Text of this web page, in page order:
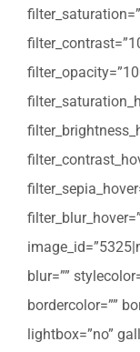
blur=””
bordercolor=””
lightbox=”no”